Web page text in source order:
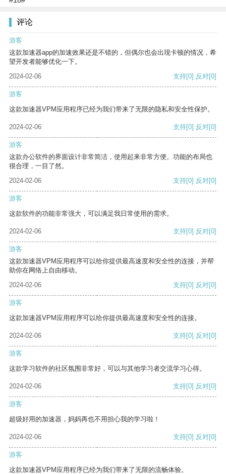
评论
游客
这款加速器app的加速效果还是不错的，但偶尔也会出现卡顿的情况，希
望开发者能够优化一下。
2024-02-06
支持[0] 反对[0]
游客
这款加速器VPM应用程序已经为我们带来了无限的隐私和安全性保护。
2024-02-06 支持[0] 反对[0]
游客
这款办公软件的界面设计非常简洁，使用起来非常方便。功能的布局也
很合理，一目了然。
2024-02-06
支持[0] 反对[0]
游客
这款软件的功能非常强大，可以满足我日常使用的需求。
2024-02-06 支持[0] 反对[0]
游客
这款加速器VPM应用程序可以给你提供最高速度和安全性的连接，并帮
助你在网络上自由移动。
2024-02-06
支持[0] 反对[0]
游客
这款加速器VPM应用程序可以给你提供最高速度和安全性的连接。
2024-02-06 支持[0] 反对[0]
游客
这款学习软件的社区氛围非常好，可以与其他学习者交流学习心得。
2024-02-06 支持[0] 反对[0]
游客
超级好用的加速器，妈妈再也不用担心我的学习啦！
2024-02-06 支持[0] 反对[0]
游客
这款加速器VPM应用程序已经为我们带来了无限的流畅体验。